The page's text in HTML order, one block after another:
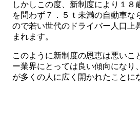
しかしこの度、新制度により１８
を問わず７．５ｔ未満の自動車な
ので若い世代のドライバー人口上
まれます。
このように新制度の恩恵は悪いこ
ー業界にとっては良い傾向になり
が多くの人に広く開かれたことに